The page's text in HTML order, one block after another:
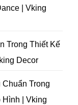
| Vking
Trong Thiết Kế
Decor
Chuẩn Trong
Hình | Vking